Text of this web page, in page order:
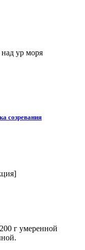
ур моря
созревания
г умеренной